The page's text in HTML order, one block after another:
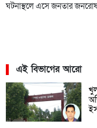
ঘটনাস্থলে এসে জনতার
এই বিভাগের আরো